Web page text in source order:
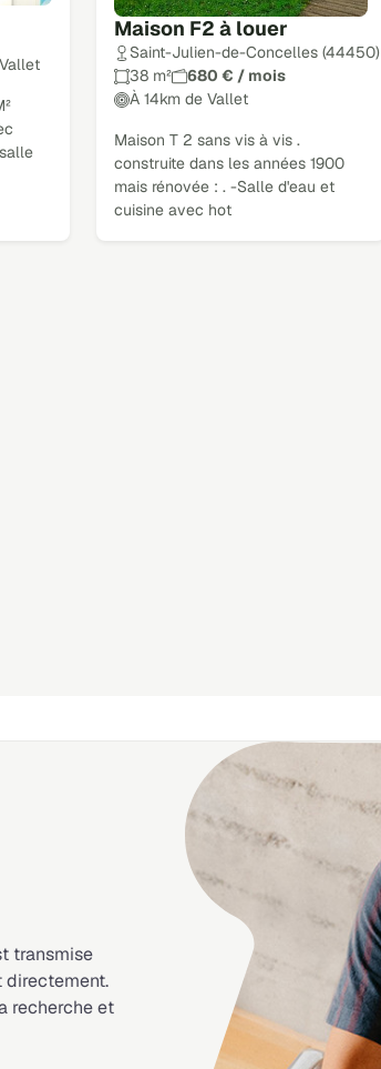
Maison F2 à louer
Saint-Julien-de-Concelles (44450)
38 m²
680 € / mois
À 14km de Vallet
Maison T 2 sans vis à vis .
construite dans les années 1900
mais rénovée : . -Salle d'eau et
cuisine avec hot
transmise
directement.
recherche et